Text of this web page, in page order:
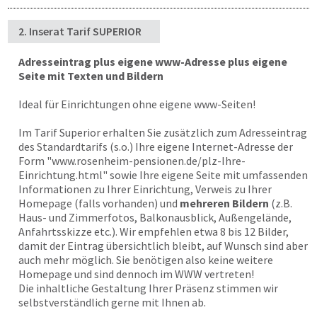
2. Inserat Tarif SUPERIOR
Adresseintrag plus eigene www-Adresse plus eigene
Seite mit Texten und Bildern
Ideal für Einrichtungen ohne eigene www-Seiten!
Im Tarif Superior erhalten Sie zusätzlich zum Adresseintrag
des Standardtarifs (s.o.) Ihre eigene Internet-Adresse der
Form "www.rosenheim-pensionen.de/plz-Ihre-
Einrichtung.html" sowie Ihre eigene Seite mit umfassenden
Informationen zu Ihrer Einrichtung, Verweis zu Ihrer
Homepage (falls vorhanden) und mehreren Bildern (z.B.
Haus- und Zimmerfotos, Balkonausblick, Außengelände,
Anfahrtsskizze etc.). Wir empfehlen etwa 8 bis 12 Bilder,
damit der Eintrag übersichtlich bleibt, auf Wunsch sind aber
auch mehr möglich. Sie benötigen also keine weitere
Homepage und sind dennoch im WWW vertreten!
Die inhaltliche Gestaltung Ihrer Präsenz stimmen wir
selbstverständlich gerne mit Ihnen ab.